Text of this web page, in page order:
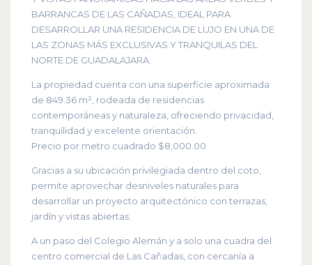
BARRANCAS DE LAS CAÑADAS, IDEAL PARA
DESARROLLAR UNA RESIDENCIA DE LUJO EN UNA DE
LAS ZONAS MÁS EXCLUSIVAS Y TRANQUILAS DEL
NORTE DE GUADALAJARA.
La propiedad cuenta con una superficie aproximada
de 849.36 m², rodeada de residencias
contemporáneas y naturaleza, ofreciendo privacidad,
tranquilidad y excelente orientación.
Precio por metro cuadrado $8,000.00
Gracias a su ubicación privilegiada dentro del coto,
permite aprovechar desniveles naturales para
desarrollar un proyecto arquitectónico con terrazas,
jardín y vistas abiertas.
A un paso del Colegio Alemán y a solo una cuadra del
centro comercial de Las Cañadas, con cercanía a